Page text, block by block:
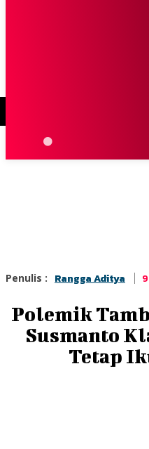
Penulis : Rangga Aditya
Polemik
Susmanto
Tetap